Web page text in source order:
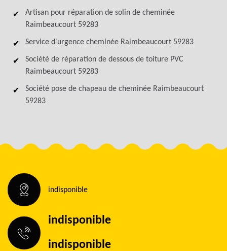
Artisan pour réparation de solin de cheminée
Raimbeaucourt 59283
Service d'urgence cheminée Raimbeaucourt 59283
Société de réparation de dessous de toiture PVC
Raimbeaucourt 59283
Société pose de chapeau de cheminée Raimbeaucourt
59283
indisponible
indisponible
indisponible